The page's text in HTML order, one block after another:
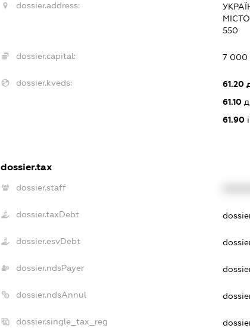
dossier.address:
550
dossier.capital: 7 000
dossier.kveds: 61.20
61.10
61.90
dossier.tax
dossier.staff
dossier.taxDebt
dossier.esvDebt
dossier.ndsPayer
dossier.ndsAnnul
dossier.single_tax_reg